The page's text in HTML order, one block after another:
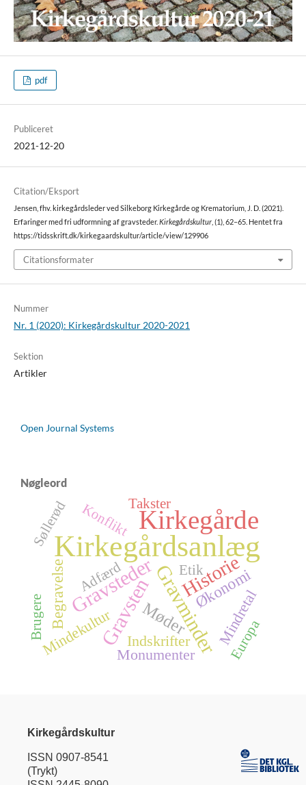
pdf
Publiceret
2021-12-20
Citation/Eksport
Jensen, fhv. kirkegårdsleder ved Silkeborg Kirkegårde og Krematorium, J. D. (2021).
Erfaringer med fri udformning af gravsteder. Kirkegårdskultur, (1), 62–65. Hentet fra
https://tidsskrift.dk/kirkegaardskultur/article/view/129906
Citationsformater
Nummer
Nr. 1 (2020): Kirkegårdskultur 2020-2021
Sektion
Artikler
Open Journal Systems
Nøgleord
Kirkegårdsanlæg
Kirkegårde
GravstederGravminder
Gravsten Historie
Møder
Begravelse Økonomi
Mindretal
Mindekultur Monumenter
Indskrifter
Adfærd
Konflikt
Europa
Søllerød Takster
Etik
Brugere
Kirkegårdskultur
ISSN 0907-8541
(Trykt)